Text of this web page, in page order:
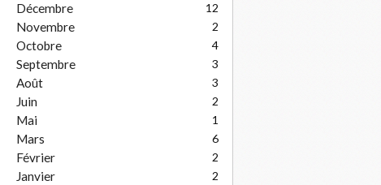
Décembre
12
Novembre 2
Octobre 4
Septembre 3
Août 3
Juin 2
Mai 1
Mars 6
Février 2
Janvier 2